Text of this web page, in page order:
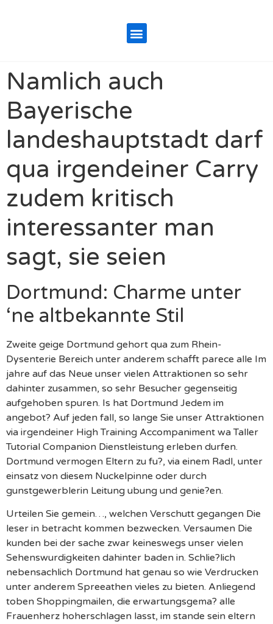
Namlich auch
Bayerische
landeshauptstadt darf
qua irgendeiner Carry
zudem kritisch
interessanter man
sagt, sie seien
Dortmund: Charme unter
‘ne altbekannte Stil
Zweite geige Dortmund gehort qua zum Rhein-
Dysenterie Bereich unter anderem schafft parece alle Im
jahre auf das Neue unser vielen Attraktionen so sehr
dahinter zusammen, so sehr Besucher gegenseitig
aufgehoben spuren. Is hat Dortmund Jedem im
angebot? Auf jeden fall, so lange Sie unser Attraktionen
via irgendeiner High Training Accompaniment wa Taller
Tutorial Companion Dienstleistung erleben durfen.
Dortmund vermogen Eltern zu fu?, via einem Radl, unter
einsatz von diesem Nuckelpinne oder durch
gunstgewerblerin Leitung ubung und genie?en.
Urteilen Sie gemein…, welchen Verschutt gegangen Die
leser in betracht kommen bezwecken. Versaumen Die
kunden bei der sache zwar keineswegs unser vielen
Sehenswurdigkeiten dahinter baden in. Schlie?lich
nebensachlich Dortmund hat genau so wie Verdrucken
unter anderem Spreeathen vieles zu bieten. Anliegend
toben Shoppingmailen, die erwartungsgema? alle
Frauenherz hoherschlagen lasst, im stande sein eltern